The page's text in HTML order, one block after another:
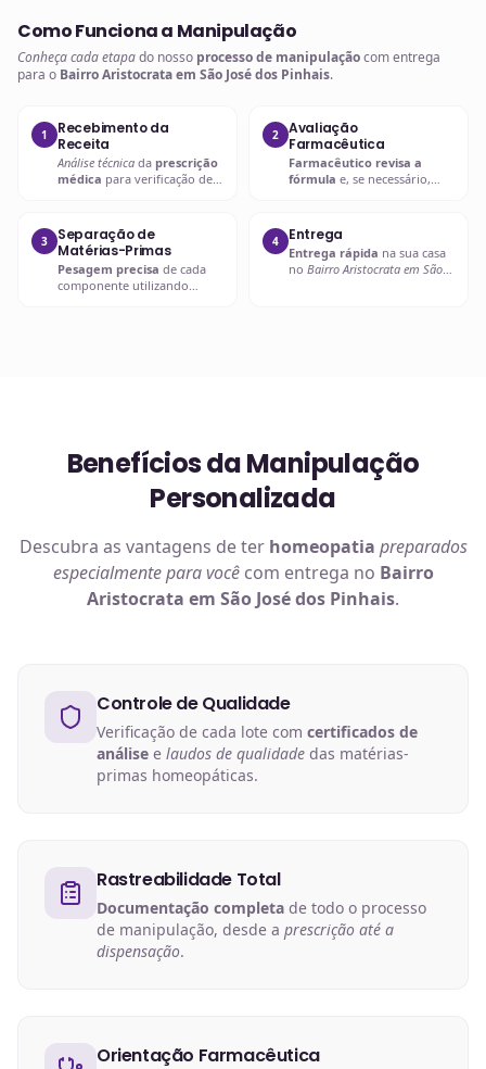
Como Funciona a Manipulação
Conheça cada etapado nosso processo de manipulaçãocom entrega
para o Bairro Aristocrata em São José dos Pinhais.
1
Recebimento da
Receita
Análise técnica da prescrição
médica para verificação de
2
Avaliação
Farmacêutica
Farmacêutico revisa a
fórmula e, se necessário,
esclarecimentos.
3
Separação de
Matérias-Primas
Pesagem precisa de cada
componente utilizando
4 Entrega
Entrega rápida na sua casa
no Bairro Aristocrata em São
Benefícios da Manipulação
Personalizada
Descubra as vantagens de ter homeopatia preparados
especialmente para vocêcom entrega no Bairro
Aristocrata em São José dos Pinhais.
Controle de Qualidade
Verificação de cada lote com certificados de
análise e laudos de qualidade das matérias-
primas homeopáticas.
Rastreabilidade Total
Documentação completa de todo o processo
de manipulação, desde a prescrição até a
dispensação.
Orientação Farmacêutica